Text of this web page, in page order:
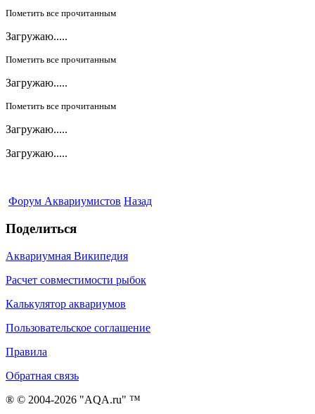
Пометить все прочитанным
Загружаю.....
Пометить все прочитанным
Загружаю.....
Пометить все прочитанным
Загружаю.....
Загружаю.....
Форум Аквариумистов Назад
Поделиться
Аквариумная Википедия
Расчет совместимости рыбок
Калькулятор аквариумов
Пользовательское соглашение
Правила
Обратная связь
® © 2004-2026 "AQA.ru" ™